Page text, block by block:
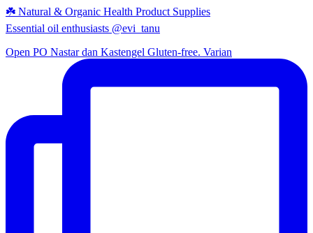
☘️ Natural & Organic Health Product Supplies
Essential oil enthusiasts @evi_tanu
Open PO Nastar dan Kastengel Gluten-free. Varian